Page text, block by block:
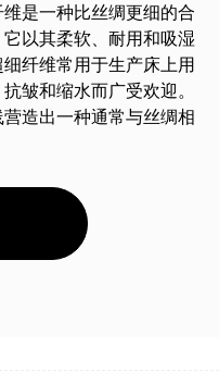
是一种比丝绸更细的合
以其柔软、耐用和吸湿
纤维常用于生产床上用
皱和缩水而广受欢迎。
造出一种通常与丝绸相